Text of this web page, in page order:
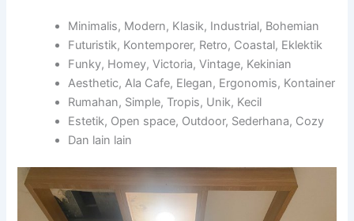
Minimalis, Modern, Klasik, Industrial, Bohemian
Futuristik, Kontemporer, Retro, Coastal, Eklektik
Funky, Homey, Victoria, Vintage, Kekinian
Aesthetic, Ala Cafe, Elegan, Ergonomis, Kontainer
Rumahan, Simple, Tropis, Unik, Kecil
Estetik, Open space, Outdoor, Sederhana, Cozy
Dan lain lain